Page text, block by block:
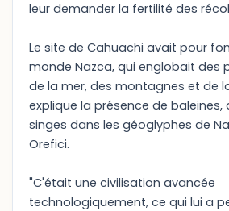
leur demander la fertilité des
Le site de Cahuachi avait pour
monde Nazca, qui englobait des
de la mer, des montagnes et de
explique la présence de
singes dans les géoglyphes de
Orefici.
"C'était une civilisation avancée
technologiquement, ce qui lui a